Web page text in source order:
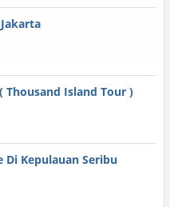
Thousand Island Tour )
Di Kepulauan Seribu